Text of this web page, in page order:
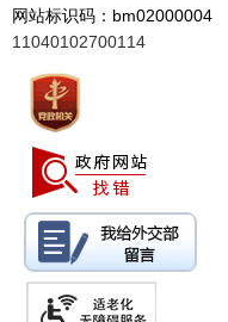
网站标识码：bm02000004
11040102700114